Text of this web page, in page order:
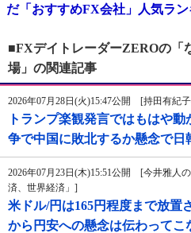
だ「おすすめFX会社」人気ラン
■FXデイトレーダーZEROの「
場」の関連記事
2026年07月28日(火)15:47公開 [持田有紀
トランプ楽観発言ではもはや
争で中国に敗北するか懸念で日
2026年07月23日(木)15:51公開 [今井雅人
済、世界経済」]
米ドル/円は165円程度まで放置
から円安への懸念は伝わってこ